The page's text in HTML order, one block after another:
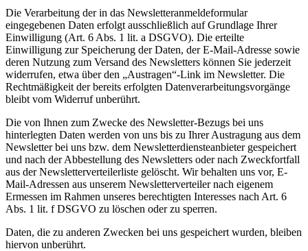
Die Verarbeitung der in das Newsletteranmeldeformular
eingegebenen Daten erfolgt ausschließlich auf Grundlage Ihrer
Einwilligung (Art. 6 Abs. 1 lit. a DSGVO). Die erteilte
Einwilligung zur Speicherung der Daten, der E-Mail-Adresse sowie
deren Nutzung zum Versand des Newsletters können Sie jederzeit
widerrufen, etwa über den „Austragen“-Link im Newsletter. Die
Rechtmäßigkeit der bereits erfolgten Datenverarbeitungsvorgänge
bleibt vom Widerruf unberührt.
Die von Ihnen zum Zwecke des Newsletter-Bezugs bei uns
hinterlegten Daten werden von uns bis zu Ihrer Austragung aus dem
Newsletter bei uns bzw. dem Newsletterdiensteanbieter gespeichert
und nach der Abbestellung des Newsletters oder nach Zweckfortfall
aus der Newsletterverteilerliste gelöscht. Wir behalten uns vor, E-
Mail-Adressen aus unserem Newsletterverteiler nach eigenem
Ermessen im Rahmen unseres berechtigten Interesses nach Art. 6
Abs. 1 lit. f DSGVO zu löschen oder zu sperren.
Daten, die zu anderen Zwecken bei uns gespeichert wurden, bleiben
hiervon unberührt.